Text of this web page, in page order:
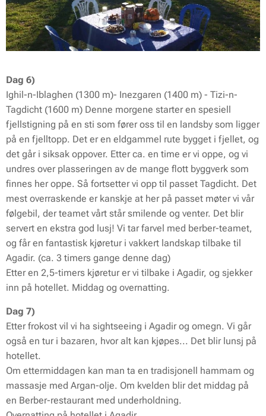
Dag 6)
Ighil-n-Iblaghen (1300 m)- Inezgaren (1400 m) - Tizi-n-
Tagdicht (1600 m) Denne morgene starter en spesiell
fjellstigning på en sti som fører oss til en landsby som ligger
på en fjelltopp. Det er en eldgammel rute bygget i fjellet, og
det går i siksak oppover. Etter ca. en time er vi oppe, og vi
undres over plasseringen av de mange flott byggverk som
finnes her oppe. Så fortsetter vi opp til passet Tagdicht. Det
mest overraskende er kanskje at her på passet møter vi vår
følgebil, der teamet vårt står smilende og venter. Det blir
servert en ekstra god lusj! Vi tar farvel med berber-teamet,
og får en fantastisk kjøretur i vakkert landskap tilbake til
Agadir. (ca. 3 timers gange denne dag)
Etter en 2,5-timers kjøretur er vi tilbake i Agadir, og sjekker
inn på hotellet. Middag og overnatting.
Dag 7)
Etter frokost vil vi ha sightseeing i Agadir og omegn. Vi går
også en tur i bazaren, hvor alt kan kjøpes... Det blir lunsj på
hotellet.
Om ettermiddagen kan man ta en tradisjonell hammam og
massasje med Argan-olje. Om kvelden blir det middag på
en Berber-restaurant med underholdning.